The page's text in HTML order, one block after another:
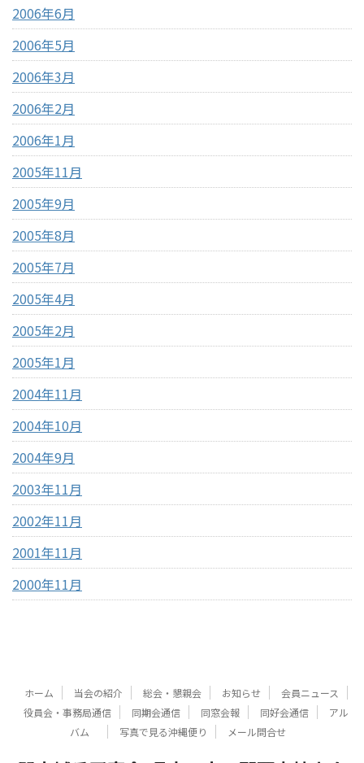
2006年6月
2006年5月
2006年3月
2006年2月
2006年1月
2005年11月
2005年9月
2005年8月
2005年7月
2005年4月
2005年2月
2005年1月
2004年11月
2004年10月
2004年9月
2003年11月
2002年11月
2001年11月
2000年11月
ホーム 当会の紹介 総会・懇親会 お知らせ
会員ニュース
役員会・事務局通信
同期会通信 同窓会報 同好会通信
アル
バム
写真で見る沖縄便り メール問合せ